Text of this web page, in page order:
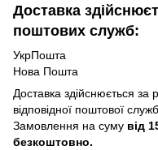
Доставка
поштових служб:
УкрПошта
Нова Пошта
Доставка здійснюється
відповідної поштової
Замовлення на суму від
безкоштовно.